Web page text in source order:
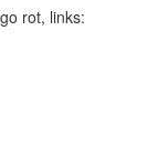
rot, links: